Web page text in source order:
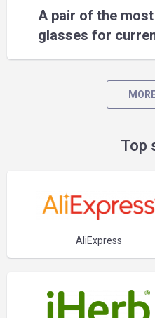
A pair of the
glasses for
Top
AliExpress